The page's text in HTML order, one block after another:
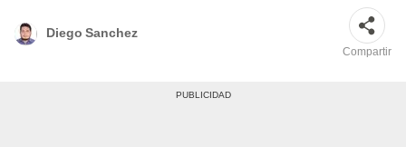
Diego Sanchez
Compartir